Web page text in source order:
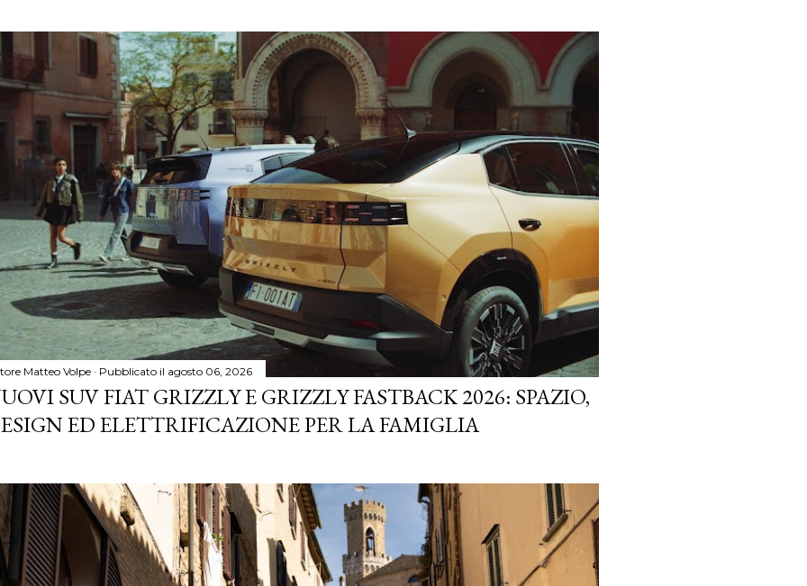
Matteo Volpe Pubblicato il agosto 06, 2026
SUV FIAT GRIZZLY E GRIZZLY FASTBACK 2026: SPAZIO,
ED ELETTRIFICAZIONE PER LA FAMIGLIA